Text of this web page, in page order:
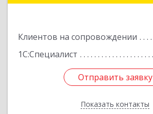
Клиентов на сопровождении
1С:Специалист
Отправить заявку
Показать контакты
Отправить заявку
Назад